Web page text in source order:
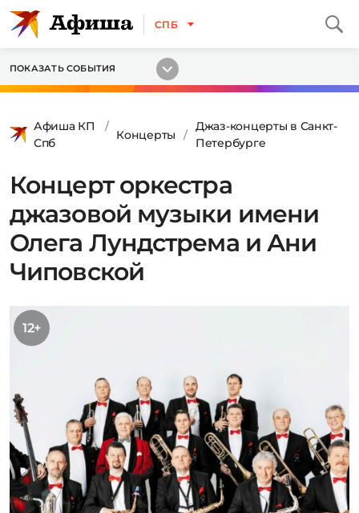
СПБ
ПОКАЗАТЬ СОБЫТИЯ
Афиша КП
Спб
Концерты
Джаз-концерты в Санкт-
Петербурге
Концерт оркестра
джазовой музыки имени
Олега Лундстрема и Ани
Чиповской
12+